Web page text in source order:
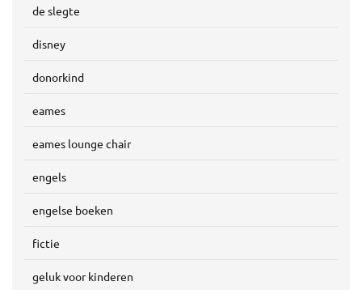
de slegte
disney
donorkind
eames
eames lounge chair
engels
engelse boeken
fictie
geluk voor kinderen